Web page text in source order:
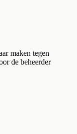
maken tegen
de beheerder